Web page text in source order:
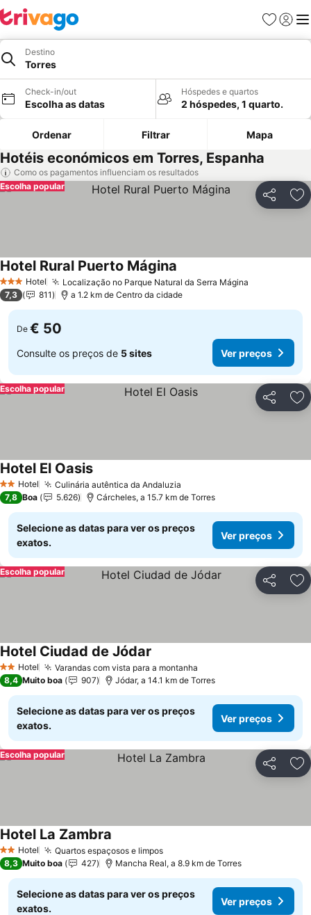
Favoritos
Iniciar
Destino
Torres
Check-in/out
Escolha as datas
Hóspedes e quartos
2 hóspedes, 1 quarto.
Ordenar Filtrar Mapa
Hotéis económicos em Torres, Espanha
Como os pagamentos influenciam os resultados
Partilhar
Escolha popular
3 EstrelasHotel Localização no Parque Natural da Serra Mágina
Hotel Rural Puerto Mágina
7,3 811 a 1.2 km de Centro da cidade
De € 50
Consulte os preços de 5 sites Ver preços
Partilhar
Escolha popular
2 Estrelas
Hotel Culinária autêntica da Andaluzia
Hotel El Oasis
7,8 Boa 5.626 Cárcheles, a 15.7 km de Torres
Selecione as datas para ver os preços
exatos.
Ver preços
Partilhar
Escolha popular
2 Estrelas
Hotel Varandas com vista para a montanha
Hotel Ciudad de Jódar
8,4 Muito boa 907 Jódar, a 14.1 km de Torres
Selecione as datas para ver os preços
exatos.
Ver preços
Partilhar
Escolha popular
2 Estrelas
Hotel Quartos espaçosos e limpos
Hotel La Zambra
8,3 Muito boa 427 Mancha Real, a 8.9 km de Torres
Selecione as datas para ver os preços
exatos.
Ver preços